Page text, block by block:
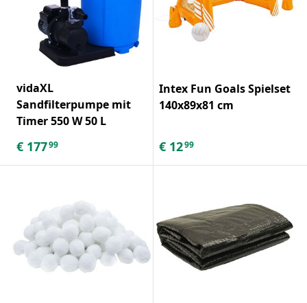
vidaXL
Sandfilterpumpe mit
Timer 550 W 50 L
€ 17799
Intex Fun Goals Spielset
140x89x81 cm
€ 1299